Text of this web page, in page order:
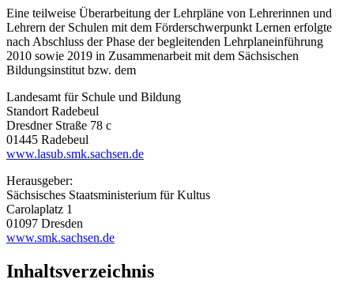
Eine teilweise Überarbeitung der Lehrpläne von Lehrerinnen und
Lehrern der Schulen mit dem Förderschwerpunkt Lernen erfolgte
nach Abschluss der Phase der begleitenden Lehrplaneinführung
2010 sowie 2019 in Zusammenarbeit mit dem Sächsischen
Bildungsinstitut bzw. dem
Landesamt für Schule und Bildung
Standort Radebeul
Dresdner Straße 78 c
01445 Radebeul
www.lasub.smk.sachsen.de
Herausgeber:
Sächsisches Staatsministerium für Kultus
Carolaplatz 1
01097 Dresden
www.smk.sachsen.de
Inhaltsverzeichnis